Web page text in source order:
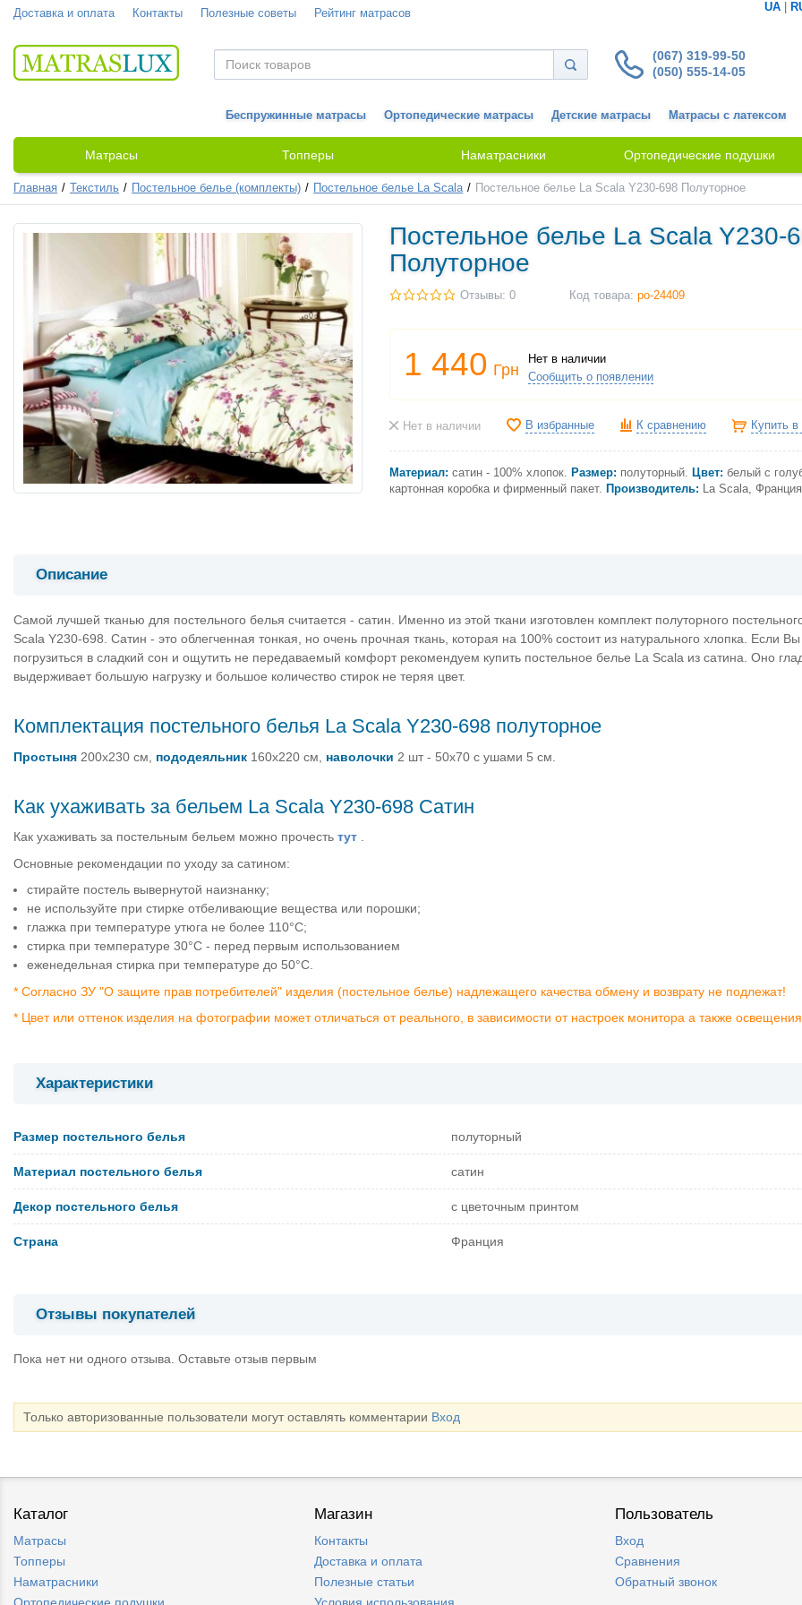
Доставка и оплата Контакты Полезные советы Рейтинг матрасов UA
(067) 319-99-50
(050) 555-14-05
Беспружинные матрасы Ортопедические матрасы Детские матрасы Матрасы с латексом
Матрасы Топперы Наматрасники Ортопедические подушки
Главная Текстиль Постельное белье (комплекты) Постельное белье La Scala Постельное белье La Scala Y230-698 Полуторное
Постельное белье La Scala Y230-
Полуторное
Отзывы: 0 Код товара: po-24409
1 440 Грн
Нет в наличии
Сообщить о появлении
Нет в наличии В избранные К сравнению Купить
Материал: сатин - 100% хлопок. Размер: полуторный. Цвет: белый с
картонная коробка и фирменный пакет. Производитель: La Scala,
Описание
Самой лучшей тканью для постельного белья считается - сатин. Именно из этой ткани изготовлен комплект полуторного
Scala Y230-698. Сатин - это облегченная тонкая, но очень прочная ткань, которая на 100% состоит из натурального хлопка. Если Вы
погрузиться в сладкий сон и ощутить не передаваемый комфорт рекомендуем купить постельное белье La Scala из сатина. Оно
выдерживает большую нагрузку и большое количество стирок не теряя цвет.
Комплектация постельного белья La Scala Y230-698 полуторное
Простыня 200х230 см, пододеяльник 160х220 см, наволочки 2 шт - 50х70 с ушами 5 см.
Как ухаживать за бельем La Scala Y230-698 Сатин
Как ухаживать за постельным бельем можно прочесть тут .
Основные рекомендации по уходу за сатином:
стирайте постель вывернутой наизнанку;
не используйте при стирке отбеливающие вещества или порошки;
глажка при температуре утюга не более 110°C;
стирка при температуре 30°C - перед первым использованием
еженедельная стирка при температуре до 50°C.
* Согласно ЗУ "О защите прав потребителей" изделия (постельное белье) надлежащего качества обмену и возврату не подлежат!
* Цвет или оттенок изделия на фотографии может отличаться от реального, в зависимости от настроек монитора а также
Характеристики
Размер постельного белья полуторный
Материал постельного белья сатин
Декор постельного белья с цветочным принтом
Страна Франция
Отзывы покупателей
Пока нет ни одного отзыва. Оставьте отзыв первым
Только авторизованные пользователи могут оставлять комментарии Вход
Каталог
Матрасы
Топперы
Наматрасники
Ортопедические подушки
Магазин
Контакты
Доставка и оплата
Полезные статьи
Условия использования
Пользователь
Вход
Сравнения
Обратный звонок